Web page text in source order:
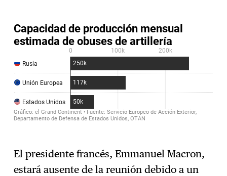
El presidente francés, Emmanuel Macron,
estará ausente de la reunión debido a un